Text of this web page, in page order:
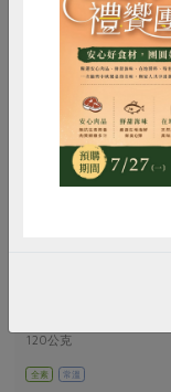
120公克
全素 常溫
惜食
雞蛋